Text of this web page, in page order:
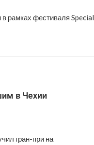
в рамках фестиваля Special
в Чехии
гран-при на